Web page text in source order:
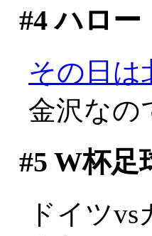
#4ハロー
その日は
金沢なの
#5 W杯足
ドイツ